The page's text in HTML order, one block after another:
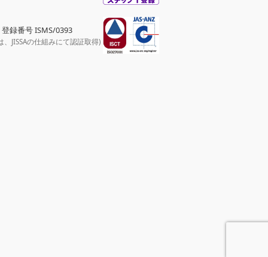
登録番号 ISMS/0393
、JISSAの仕組みにて認証取得)